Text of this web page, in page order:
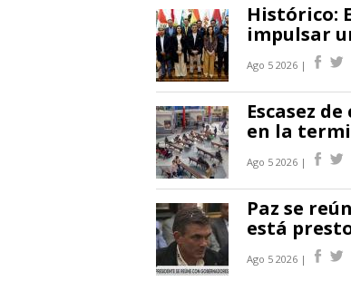
Histórico:
impulsar
Ago 5 2026 |
Escasez
en la
Ago 5 2026 |
Paz se
está
Ago 5 2026 |